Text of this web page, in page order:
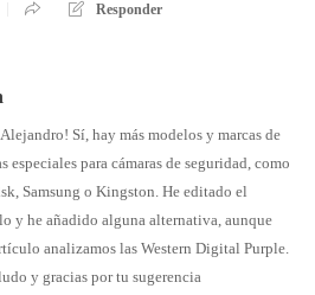
Responder
Alejandro! Sí, hay más modelos y marcas de
especiales para cámaras de seguridad, como
Samsung o Kingston. He editado el
y he añadido alguna alternativa, aunque
analizamos las Western Digital Purple.
y gracias por tu sugerencia